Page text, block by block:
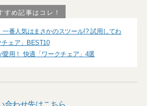
すめ記事はコレ！
一番人気はまさかのスツール!? 試用してわ
ェア」BEST10
愛用！ 快適「ワークチェア」4選
合わせ先はこちら